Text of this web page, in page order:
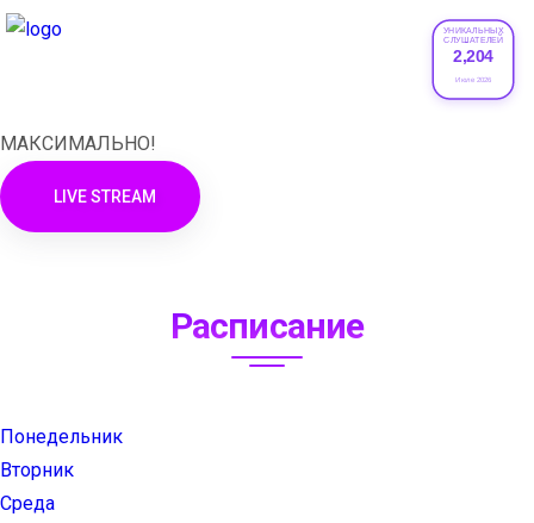
УНИКАЛЬНЫХ
СЛУШАТЕЛЕЙ
2,204
Июле 2026
МАКСИМАЛЬНО!
LIVE STREAM
Расписание
Понедельник
Вторник
Среда